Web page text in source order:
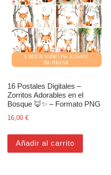
16 Postales Digitales –
Zorritos Adorables en el
Bosque 🦊✨ – Formato PNG
16,00 €
Añadir al carrito